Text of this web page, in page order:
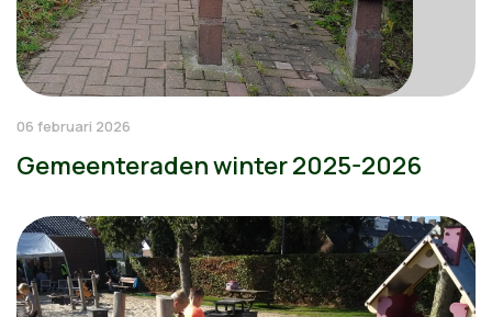
06 februari 2026
Gemeenteraden winter 2025-2026